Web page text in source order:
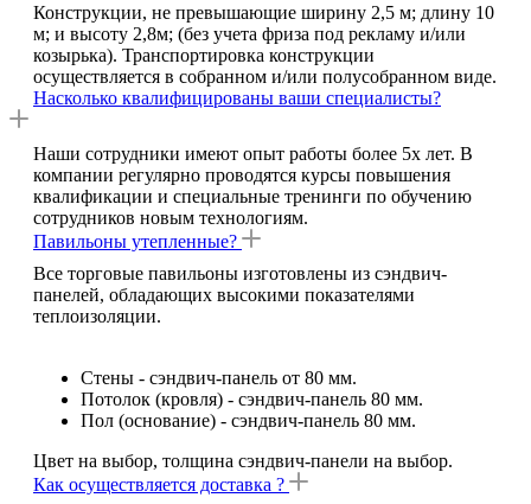
Конструкции, не превышающие ширину 2,5 м; длину 10
м; и высоту 2,8м; (без учета фриза под рекламу и/или
козырька). Транспортировка конструкции
осуществляется в собранном и/или полусобранном виде.
Насколько квалифицированы ваши специалисты?
Наши сотрудники имеют опыт работы более 5х лет. В
компании регулярно проводятся курсы повышения
квалификации и специальные тренинги по обучению
сотрудников новым технологиям.
Павильоны утепленные?
Все торговые павильоны изготовлены из сэндвич-
панелей, обладающих высокими показателями
теплоизоляции.
Стены - сэндвич-панель от 80 мм.
Потолок (кровля) - сэндвич-панель 80 мм.
Пол (основание) - сэндвич-панель 80 мм.
Цвет на выбор, толщина сэндвич-панели на выбор.
Как осуществляется доставка ?